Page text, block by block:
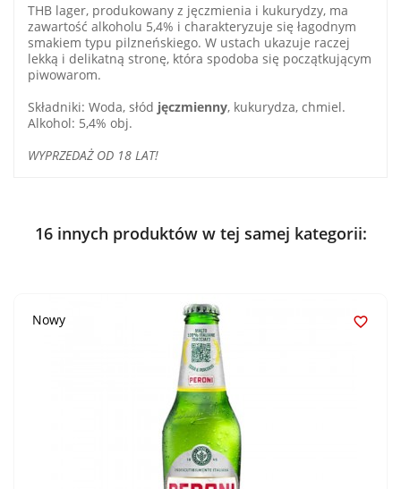
THB lager, produkowany z jęczmienia i kukurydzy, ma
zawartość alkoholu 5,4% i charakteryzuje się łagodnym
smakiem typu pilzneńskiego. W ustach ukazuje raczej
lekką i delikatną stronę, która spodoba się początkującym
piwowarom.
Składniki: Woda, słód jęczmienny, kukurydza, chmiel.
Alkohol: 5,4% obj.
WYPRZEDAŻ OD 18 LAT!
16 innych produktów w tej samej kategorii:

Nowy